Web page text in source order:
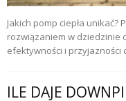
Jakich pomp ciepła
rozwiązaniem w dziedzinie
efektywności i przyjazności
ILE DAJE